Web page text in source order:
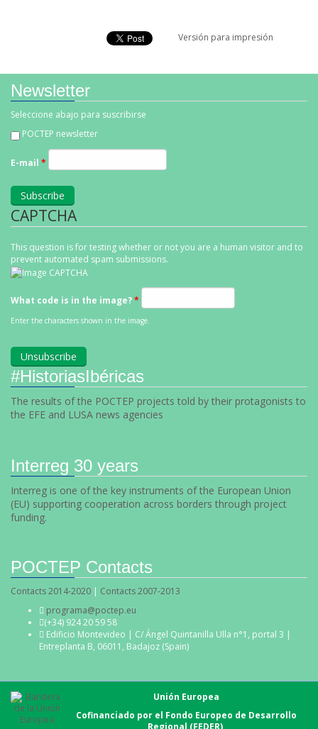
Versión para impresión
Newsletter
Seleccione abajo para suscribirse
POCTEP newsletter
E-mail *
CAPTCHA
This question is for testing whether or not you are a human visitor and to
prevent automated spam submissions.
What code is in the image?*
Enter the characters shown in the image.
#HistoriasIbéricas
The results of the POCTEP projects told by their protagonists to
the EFE and LUSA news agencies
Interreg 30 years
Interreg is one of the key instruments of the European Union
(EU) supporting cooperation across borders through project
funding.
POCTEP Contacts
Contacts 2014-2020 | Contacts 2007-2013
programa@poctep.eu
(+34) 924 20 59 58
Edificio Montevideo | C/ Ángel Quintanilla Ulla n°1, portal 3 |
Entreplanta B, 06011, Badajoz (Spain)
Unión Europea
Cofinanciado por el Fondo Europeo de Desarrollo
Regional (FEDER)